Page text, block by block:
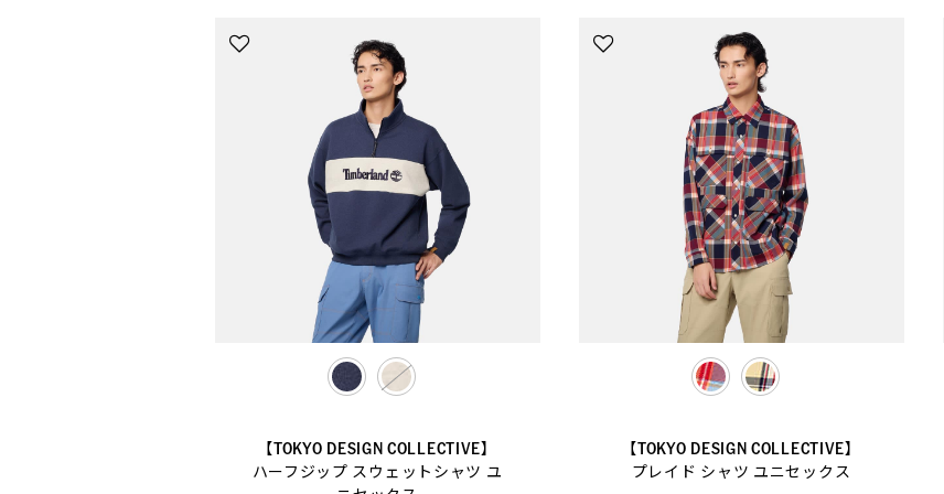
selected
【TOKYO DESIGN COLLECTIVE】
ハーフジップ スウェットシャツ ユ
selected
【TOKYO DESIGN COLLECTIVE】
プレイド シャツ ユニセックス